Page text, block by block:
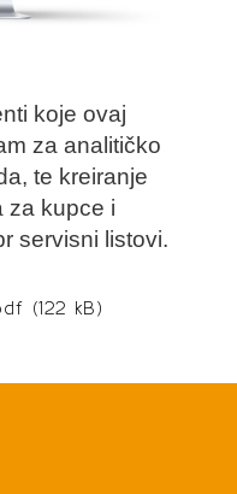
koje ovaj
za analitičko
te kreiranje
za kupce i
servisni listovi.
(122 kB)